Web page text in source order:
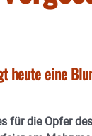
heute eine
für die Opfer